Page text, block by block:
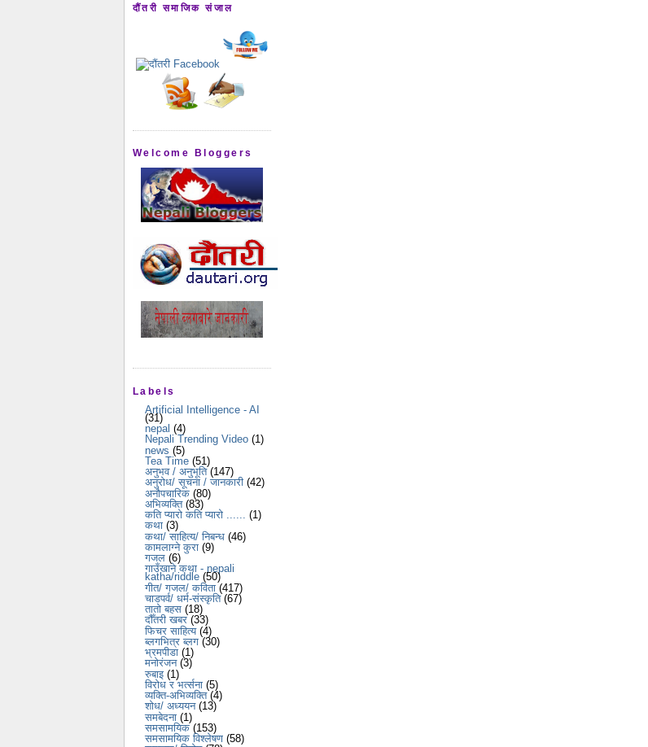
दौंतरी समाजिक संजाल
Welcome Bloggers
Labels
Artificial Intelligence - AI
(31)
nepal (4)
Nepali Trending Video (1)
news (5)
Tea Time (51)
अनुभव / अनुभूति (147)
अनुरोध/ सूचना / जानकारी (42)
अनौपचारिक (80)
अभिव्यक्ति (83)
कति प्यारो कति प्यारो ...... (1)
कथा (3)
कथा/ साहित्य/ निबन्ध (46)
कामलाग्ने कुरा (9)
गजल (6)
गाउँखाने कथा - nepali
katha/riddle (50)
गीत/ गजल/ कविता (417)
चाडपर्व/ धर्म-संस्कृति (67)
तातो बहस (18)
दौँतरी खबर (33)
फिचर साहित्य (4)
ब्लगभित्र ब्लग (30)
भ्रमपीडा (1)
मनोरंजन (3)
रुबाइ (1)
विरोध र भर्त्सना (5)
व्यक्ति-अभिव्यक्ति (4)
शोध/ अध्ययन (13)
समबेदना (1)
समसामयिक (153)
समसामयिक विश्लेषण (58)